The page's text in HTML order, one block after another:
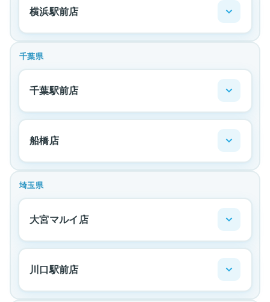
横浜駅前店
千葉県
千葉駅前店
船橋店
埼玉県
大宮マルイ店
川口駅前店